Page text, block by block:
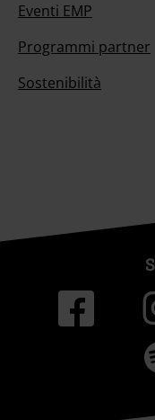
Eventi EMP
Programmi partner
Sostenibilità